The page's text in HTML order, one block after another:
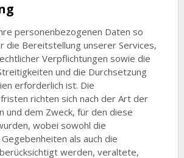
personenbezogenen Daten so
die Bereitstellung unserer Services,
Verpflichtungen sowie die
und die Durchsetzung
erforderlich ist. Die
richten sich nach der Art der
und dem Zweck, für den diese
wobei sowohl die
als auch die
werden, veraltete,